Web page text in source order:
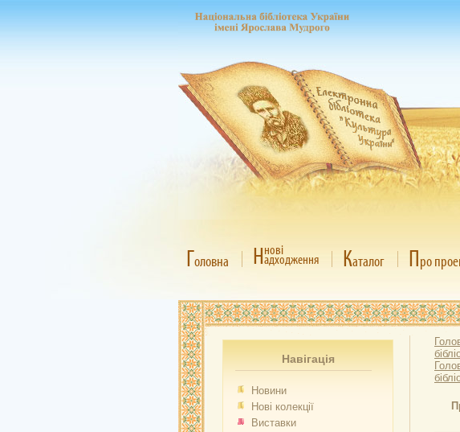
Головна Ннові
адходження Каталог Про
Навігація
Новини
Нові колекції
Виставки